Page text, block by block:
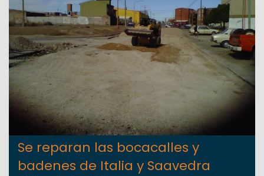
Se reparan las bocacalles y
badenes de Italia y Saavedra